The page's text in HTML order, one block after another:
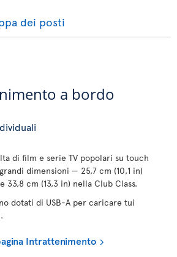
dei posti
a bordo
di film e serie TV popolari su touch
dimensioni — 25,7 cm (10,1 in)
33,8 cm (13,3 in) nella Club Class.
dotati di USB-A per caricare tui
Intrattenimento